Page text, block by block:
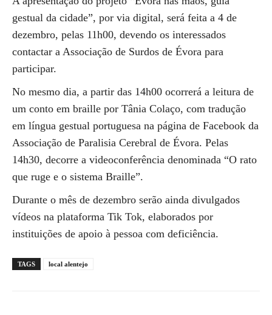
gestual da cidade”, por via digital, será feita a 4 de
dezembro, pelas 11h00, devendo os interessados
contactar a Associação de Surdos de Évora para
participar.
No mesmo dia, a partir das 14h00 ocorrerá a leitura de
um conto em braille por Tânia Colaço, com tradução
em língua gestual portuguesa na página de Facebook da
Associação de Paralisia Cerebral de Évora. Pelas
14h30, decorre a videoconferência denominada “O rato
que ruge e o sistema Braille”.
Durante o mês de dezembro serão ainda divulgados
vídeos na plataforma Tik Tok, elaborados por
instituições de apoio à pessoa com deficiência.
TAGS local alentejo